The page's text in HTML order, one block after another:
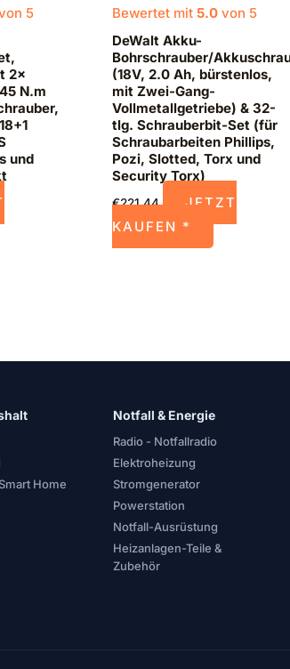
5
2x
N.m
und
Bewertet mit5.0 von 5
DeWalt Akku-
Bohrschrauber/
(18V, 2.0 Ah, bürstenlos,
mit Zwei-Gang-
Vollmetallgetriebe) & 32-
tlg. Schrauberbit-Set (für
Schraubarbeiten Phillips,
Pozi, Slotted, Torx und
Security Torx)
€221,44
JETZT
KAUFEN *
Home
Notfall & Energie
Radio - Notfallradio
Elektroheizung
Stromgenerator
Powerstation
Notfall-Ausrüstung
Heizanlagen-Teile &
Zubehör